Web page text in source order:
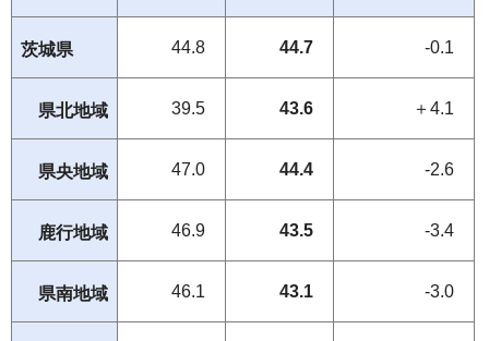
茨城県 44.8 44.7 -0.1
県北地域 39.5 43.6 ＋4.1
県央地域 47.0 44.4 -2.6
鹿行地域 46.9 43.5 -3.4
県南地域 46.1 43.1 -3.0